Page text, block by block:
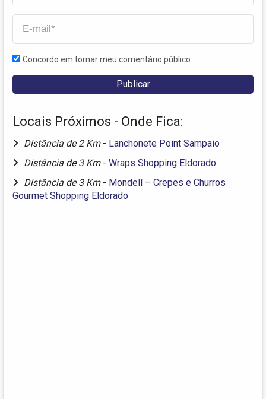
Concordo em tornar meu comentário público
Locais Próximos - Onde Fica:
Distância de 2 Km - Lanchonete Point Sampaio
Distância de 3 Km - Wraps Shopping Eldorado
Distância de 3 Km - Mondelí – Crepes e Churros
Gourmet Shopping Eldorado